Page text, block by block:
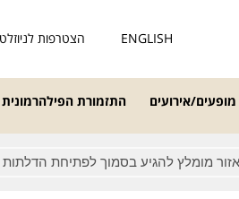
ENGLISH הצטרפות
מופעים/אירועים התזמורת הפילהרמונית
להגיע בסמוך לפתיחת הדלתות